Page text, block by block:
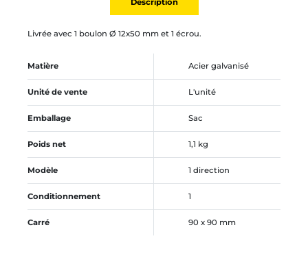
Description
Livrée avec 1 boulon Ø 12x50 mm et 1 écrou.
Matière Acier galvanisé
Unité de vente L'unité
Emballage Sac
Poids net 1,1 kg
Modèle 1 direction
Conditionnement 1
Carré 90 x 90 mm